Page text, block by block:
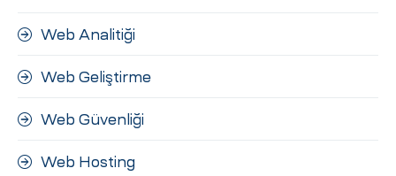
Web Analitiği
Web Geliştirme
Web Güvenliği
Web Hosting